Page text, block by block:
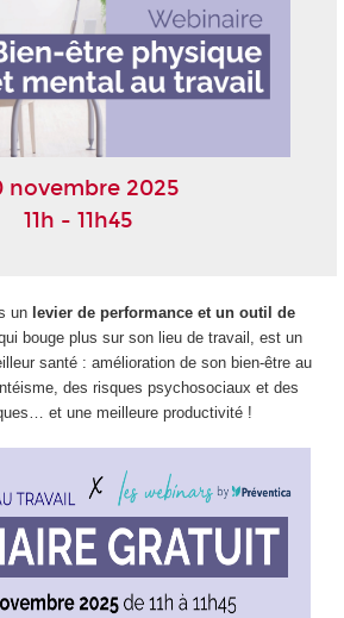
novembre 2025
11h - 11h45
un levier de performance et un outil de
bouge plus sur son lieu de travail, est un
santé : amélioration de son bien-être au
des risques psychosociaux et des
et une meilleure productivité !